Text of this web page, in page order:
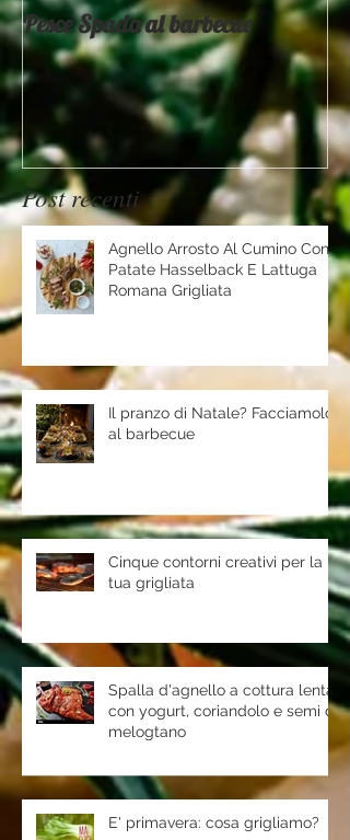
Pesce Spada al barbecue
Post recenti
Agnello Arrosto Al Cumino Con
Patate Hasselback E Lattuga
Romana Grigliata
Il pranzo di Natale? Facciamolo
al barbecue
Cinque contorni creativi per la
tua grigliata
Spalla d'agnello a cottura lenta
con yogurt, coriandolo e semi di
melogtano
E' primavera: cosa grigliamo?